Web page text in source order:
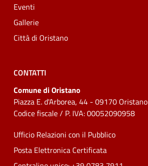
Eventi
Gallerie
Città di Oristano
CONTATTI
Comune di Oristano
Piazza E. d'Arborea, 44 - 09170 Oristano
Codice fiscale / P. IVA: 00052090958
Ufficio Relazioni con il Pubblico
Posta Elettronica Certificata